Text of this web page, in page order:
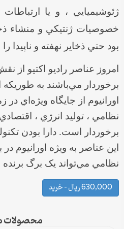
ژئوشيميايي ، و يا
خصوصيات ژنتيکي و منشاء
بود حتي ذخاير نهفته و ناپيدا
امروز عناصر راديو اکتيو از
برخوردار مي‌باشند به طوريکه
اورانيوم از جايگاه ويژه‌اي
نظامي ، توليد انرژي ،
برخوردار است. دارا بودن
اين عناصر به ويژه اورانيوم
نظامي مي‌تواند يک برگ
630,000 ریال – خرید
محصولات